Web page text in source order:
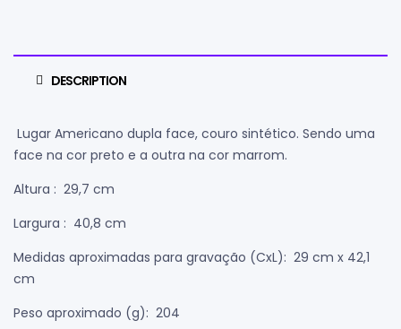
DESCRIPTION
Lugar Americano dupla face, couro sintético. Sendo uma
face na cor preto e a outra na cor marrom.
Altura : 29,7 cm
Largura : 40,8 cm
Medidas aproximadas para gravação (CxL): 29 cm x 42,1
cm
Peso aproximado (g): 204